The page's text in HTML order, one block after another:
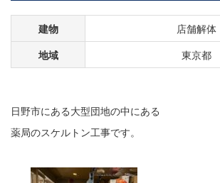
建物
店舗解体
地域
東京都
日野市にある大型団地の中にある
薬局のスケルトン工事です。